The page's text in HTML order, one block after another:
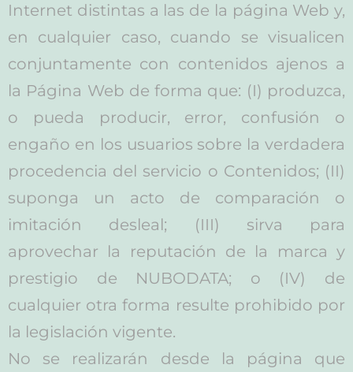
Internet distintas a las de la página Web y,
en cualquier caso, cuando se visualicen
conjuntamente con contenidos ajenos a
la Página Web de forma que: (I) produzca,
o pueda producir, error, confusión o
engaño en los usuarios sobre la verdadera
procedencia del servicio o Contenidos; (II)
suponga un acto de comparación o
imitación desleal; (III) sirva para
aprovechar la reputación de la marca y
prestigio de NUBODATA; o (IV) de
cualquier otra forma resulte prohibido por
la legislación vigente.
No se realizarán desde la página que